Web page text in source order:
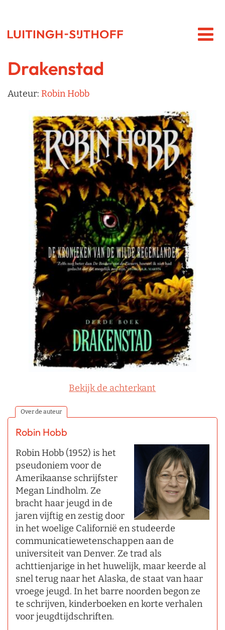
Drakenstad
Auteur: Robin Hobb
Bekijk de achterkant
Over de auteur
Robin Hobb
Robin Hobb (1952) is het
pseudoniem voor de
Amerikaanse schrijfster
Megan Lindholm. Ze
bracht haar jeugd in de
jaren vijftig en zestig door
in het woelige Californië en studeerde
communicatiewetenschappen aan de
universiteit van Denver. Ze trad als
achttienjarige in het huwelijk, maar keerde al
snel terug naar het Alaska, de staat van haar
vroege jeugd. In het barre noorden begon ze
te schrijven, kinderboeken en korte verhalen
voor jeugdtijdschriften.